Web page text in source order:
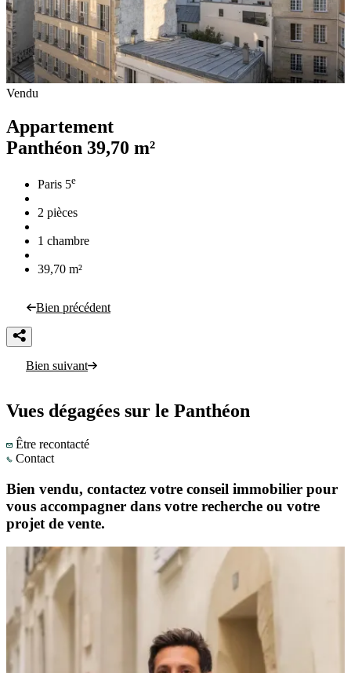
Vendu
Appartement
Panthéon 39,70 m²
Paris 5e
2 pièces
1 chambre
39,70 m²
Bien précédent
Bien suivant
Vues dégagées sur le Panthéon
Être recontacté
Contact
Bien vendu, contactez votre conseil immobilier pour
vous accompagner dans votre recherche ou votre
projet de vente.